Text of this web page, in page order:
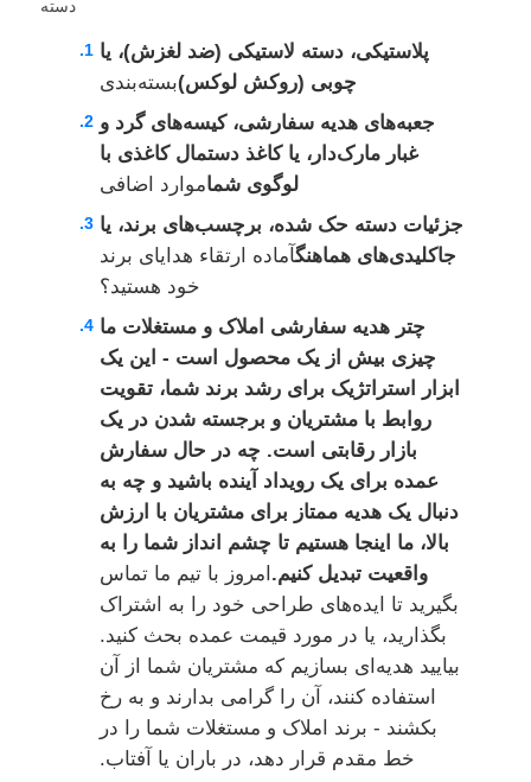
دسته
پلاستیکی، دسته لاستیکی (ضد لغزش)، یا
چوبی (روکش لوکس)بسته‌بندی
جعبه‌های هدیه سفارشی، کیسه‌های گرد و
غبار مارک‌دار، یا کاغذ دستمال کاغذی با
لوگوی شماموارد اضافی
جزئیات دسته حک شده، برچسب‌های برند، یا
جاکلیدی‌های هماهنگآماده ارتقاء هدایای برند
خود هستید؟
چتر هدیه سفارشی املاک و مستغلات ما
چیزی بیش از یک محصول است - این یک
ابزار استراتژیک برای رشد برند شما، تقویت
روابط با مشتریان و برجسته شدن در یک
بازار رقابتی است. چه در حال سفارش
عمده برای یک رویداد آینده باشید و چه به
دنبال یک هدیه ممتاز برای مشتریان با ارزش
بالا، ما اینجا هستیم تا چشم انداز شما را به
واقعیت تبدیل کنیم. امروز با تیم ما تماس
بگیرید تا ایده‌های طراحی خود را به اشتراک
بگذارید، یا در مورد قیمت عمده بحث کنید.
بیایید هدیه‌ای بسازیم که مشتریان شما از آن
استفاده کنند، آن را گرامی بدارند و به رخ
بکشند - برند املاک و مستغلات شما را در
خط مقدم قرار دهد، در باران یا آفتاب.